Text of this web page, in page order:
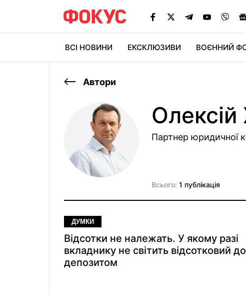
ВСІ НОВИНИ ЕКСКЛЮЗИВИ ВОЄННИЙ
Автори
Партнер юридичної
Всього: 1 публікація
ДУМКИ
Відсотки не належать. У якому разі
вкладнику не світить відсотковий
депозитом